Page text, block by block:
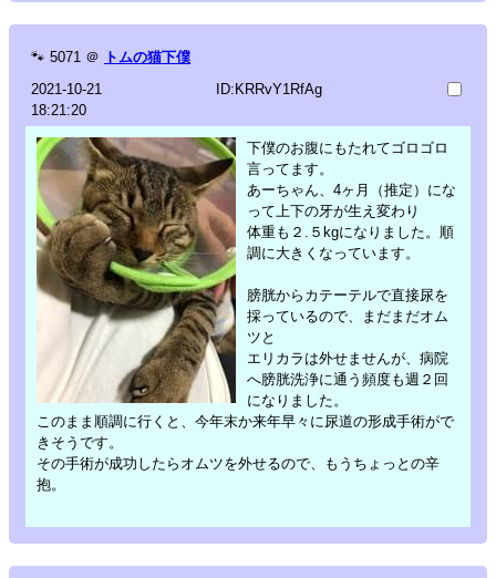
🐾 5071 ＠ トムの猫下僕
2021-10-21
18:21:20
ID:KRRvY1RfAg
下僕のお腹にもたれてゴロゴロ
言ってます。
あーちゃん、4ヶ月（推定）にな
って上下の牙が生え変わり
体重も２.５kgになりました。順
調に大きくなっています。
膀胱からカテーテルで直接尿を
採っているので、まだまだオム
ツと
エリカラは外せませんが、病院
へ膀胱洗浄に通う頻度も週２回
になりました。
このまま順調に行くと、今年末か来年早々に尿道の形成手術がで
きそうです。
その手術が成功したらオムツを外せるので、もうちょっとの辛
抱。